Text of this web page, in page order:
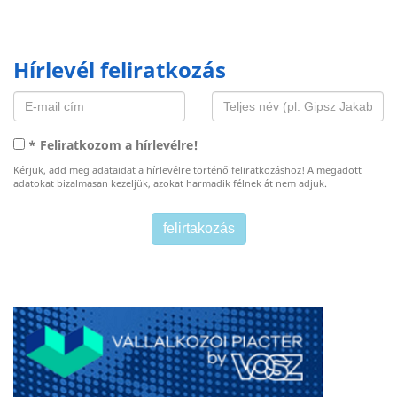
Hírlevél feliratkozás
* Feliratkozom a hírlevélre!
Kérjük, add meg adataidat a hírlevélre történő feliratkozáshoz! A megadott
adatokat bizalmasan kezeljük, azokat harmadik félnek át nem adjuk.